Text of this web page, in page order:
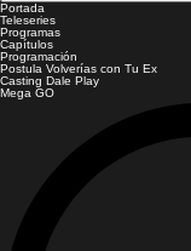
Portada
Teleseries
Programas
Capítulos
Programación
Postula Volverías con Tu Ex
Casting Dale Play
Mega GO